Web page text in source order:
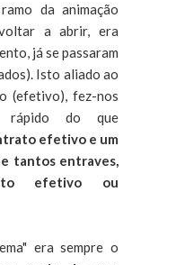
da animação
a abrir, era
já se passaram
Isto aliado ao
(efetivo), fez-nos
rápido do que
efetivo e um
tantos entraves,
efetivo ou
era sempre o